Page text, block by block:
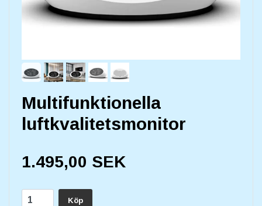
Multifunktionella
luftkvalitetsmonitor
1.495,00 SEK
Köp